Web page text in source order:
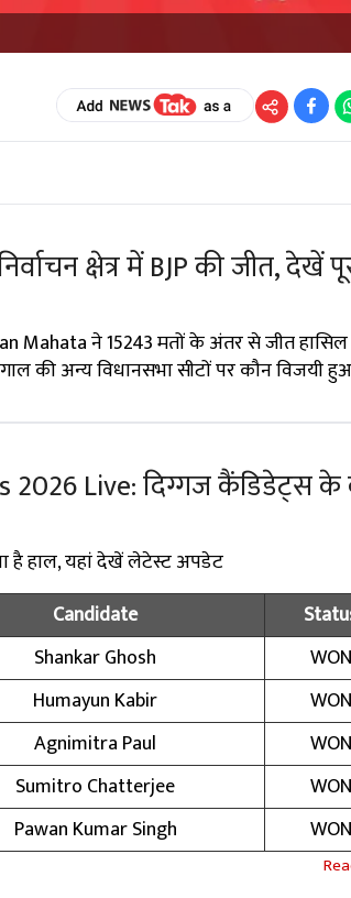
क्षेत्र में BJP की जीत, देखें
Mahata ने 15243 मतों के अंतर से जीत
की अन्य विधानसभा सीटों पर कौन विजयी
Live: दिग्गज कैंडिडेट्स के
है हाल, यहां देखें लेटेस्ट अपडेट
Candidate
Shankar Ghosh
WON
Humayun Kabir
WON
Agnimitra Paul
WON
Sumitro Chatterjee
WON
Pawan Kumar Singh WON